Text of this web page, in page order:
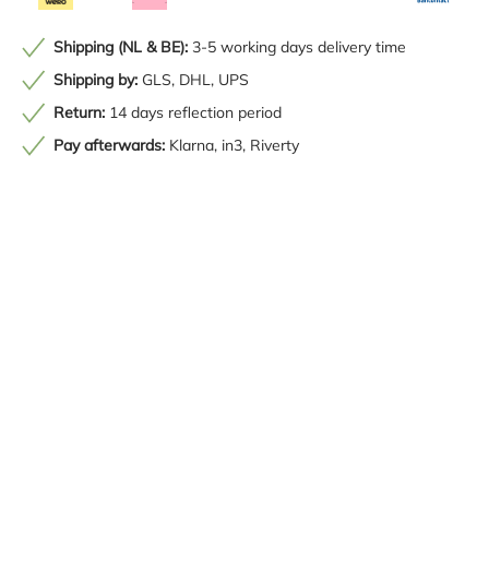
Shipping (NL & BE): 3-5 working days delivery time
Shipping by: GLS, DHL, UPS
Return: 14 days reflection period
Pay afterwards: Klarna, in3, Riverty